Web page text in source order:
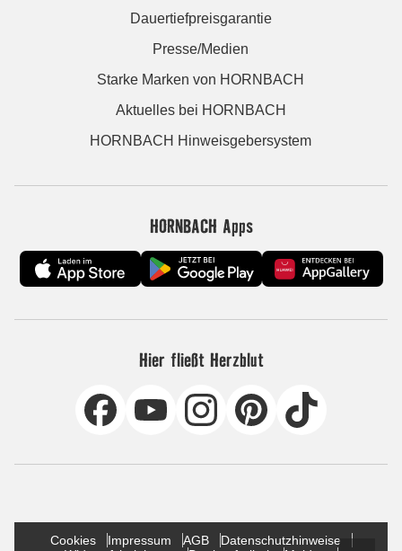
Dauertiefpreisgarantie
Presse/Medien
Starke Marken von HORNBACH
Aktuelles bei HORNBACH
HORNBACH Hinweisgebersystem
HORNBACH Apps
Hier fließt Herzblut
Cookies Impressum AGB
Datenschutzhinweise